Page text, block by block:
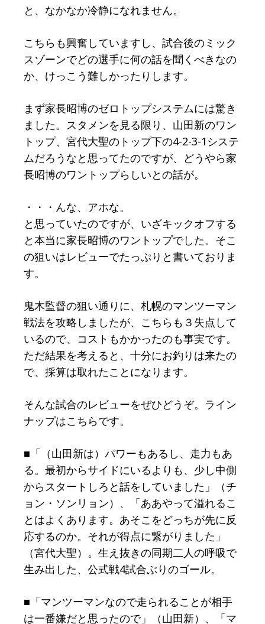
と、なかなか冷静になれません。
こちらも興奮していますし、試合後のミック
スゾーンでどの選手に何の話を聞くべきなの
か、けっこう難しかったりします。
まず家長昭博のゼロトップシステムには驚き
ました。スタメンを見る限り、山田新のワン
トップ、宮代大聖のトップ下の4-2-3-1システ
ムだろうなと思ってたのですが、どうやら家
長昭博のワントップらしいとの話が。
・・・んな、アホな。
と思っていたのですが、いざキックオフする
と本当に家長昭博のワントップでした。そこ
の狙いはレビューでたっぷりと書いておりま
す。
鬼木監督の狙い通りに、札幌のマンツーマン
戦法を攻略しましたが、こちらも３失点して
いるので、コストもかかったのも事実です。
ただ結果を考えると、十分にお釣りは来たの
で、採算は取れたことになります。
そんな試合のレビューをぜひどうぞ。ライン
ナップはこちらです。
■「（山田新は）パワーもあるし、走力もあ
る。最初からサイドにいるよりも、少し中側
からスタートしろと話をしていました」（チ
ョン・ソンリョン）、「ああやって溢れるこ
とはよくあります。あそこをどっちが先に反
応するのか。それが得点に繋がりました」
（宮代大聖）。生え抜きの同期二人の呼吸で
生み出した、公式戦4試合ぶりのゴール。
■「マンツーマンなので走られることが相手
は一番嫌だと思ったので」（山田新）、「マ